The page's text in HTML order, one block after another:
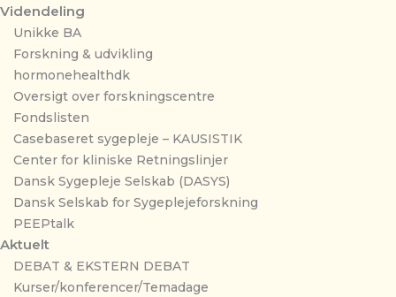
Videndeling
Unikke BA
Forskning & udvikling
hormonehealthdk
Oversigt over forskningscentre
Fondslisten
Casebaseret sygepleje – KAUSISTIK
Center for kliniske Retningslinjer
Dansk Sygepleje Selskab (DASYS)
Dansk Selskab for Sygeplejeforskning
PEEPtalk
Aktuelt
DEBAT & EKSTERN DEBAT
Kurser/konferencer/Temadage